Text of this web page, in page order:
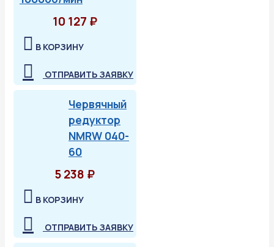
10 127 ₽
В КОРЗИНУ
ОТПРАВИТЬ ЗАЯВКУ
Червячный
редуктор
NMRW 040-
60
5 238 ₽
В КОРЗИНУ
ОТПРАВИТЬ ЗАЯВКУ